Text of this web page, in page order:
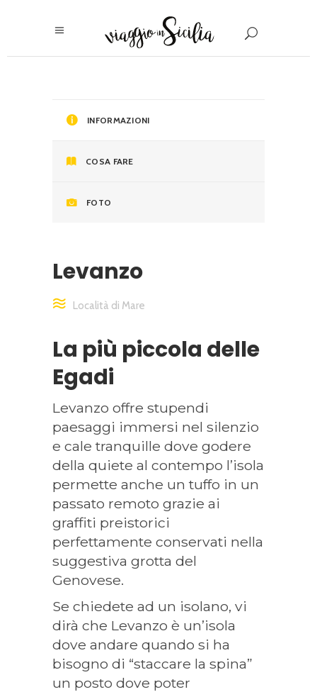
INFORMAZIONI
COSA FARE
FOTO
Levanzo
Località di Mare
La più piccola delle
Egadi
Levanzo offre stupendi
paesaggi immersi nel silenzio
e cale tranquille dove godere
della quiete al contempo l’isola
permette anche un tuffo in un
passato remoto grazie ai
graffiti preistorici
perfettamente conservati nella
suggestiva grotta del
Genovese.
Se chiedete ad un isolano, vi
dirà che Levanzo è un’isola
dove andare quando si ha
bisogno di “staccare la spina”
un posto dove poter